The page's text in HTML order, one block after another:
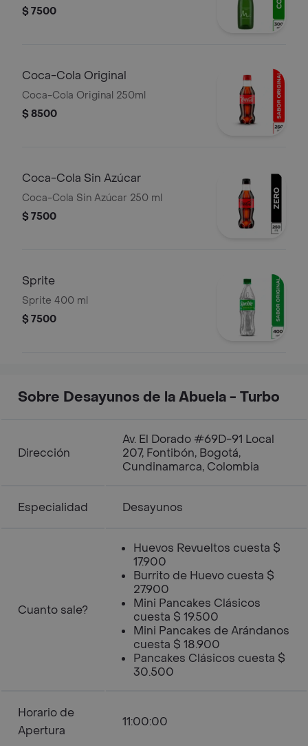
$ 7500
Coca-Cola Original
Coca-Cola Original 250ml
$ 8500
Coca-Cola Sin Azúcar
Coca-Cola Sin Azúcar 250 ml
$ 7500
Sprite
Sprite 400 ml
$ 7500
Sobre Desayunos de la Abuela - Turbo
Dirección
Av. El Dorado #69D-91 Local
207, Fontibón, Bogotá,
Cundinamarca, Colombia
Especialidad Desayunos
Cuanto sale?
Huevos Revueltos cuesta $
17.900
Burrito de Huevo cuesta $
27.900
Mini Pancakes Clásicos
cuesta $ 19.500
Mini Pancakes de Arándanos
cuesta $ 18.900
Pancakes Clásicos cuesta $
30.500
Horario de
Apertura
11:00:00